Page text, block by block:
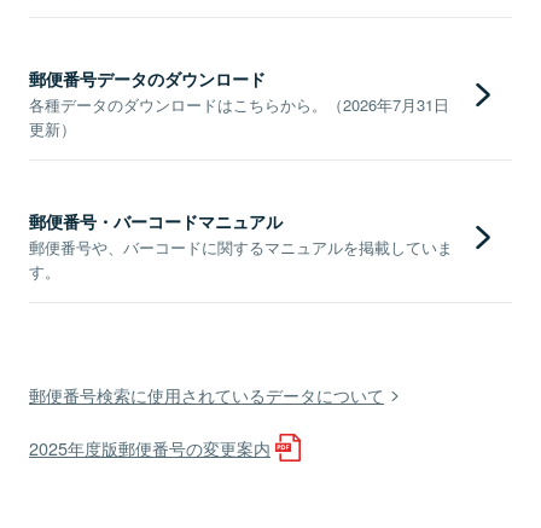
郵便番号データのダウンロード
各種データのダウンロードはこちらから。（2026年7月31日
更新）
郵便番号・バーコードマニュアル
郵便番号や、バーコードに関するマニュアルを掲載していま
す。
郵便番号検索に使用されているデータについて
2025年度版郵便番号の変更案内